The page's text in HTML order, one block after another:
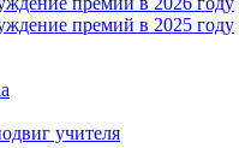
премий в 2025 году
учителя